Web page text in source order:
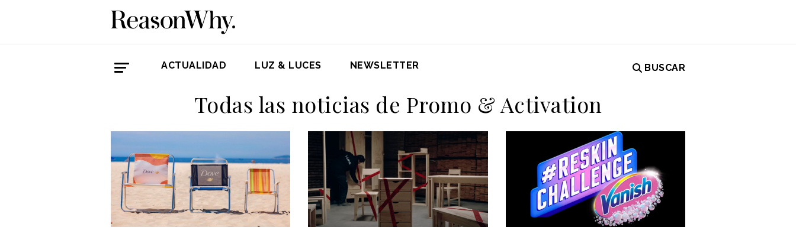
ACTUALIDAD LUZ & LUCES NEWSLETTER BUSCAR
Todas las noticias de Promo & Activation